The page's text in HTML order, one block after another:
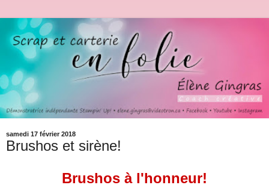
samedi 17 février 2018
Brushos et sirène!
Brushos à l'honneur!